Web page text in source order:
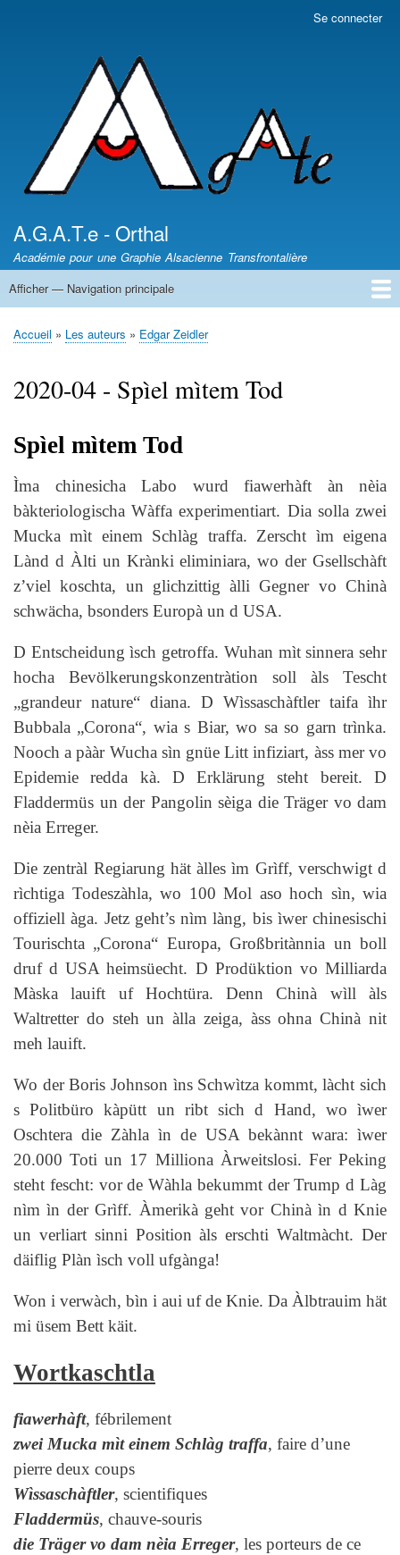
l'utilisateur
Se connecter
A.G.A.T.e - Orthal
Académie pour une Graphie Alsacienne Transfrontalière
Navigation
Afficher — Navigation principale
News - Nèikheit
DICTIONNAIRES /
Article de presse
Les auteurs
Sentiers des Poètes
Leçons d'Alsacien
Uf Elsassisch
Wortkaschtla
Qui somme nous ?
Fil
Accueil Les auteurs Edgar Zeidler
2020-04 - Spìel mìtem Tod
Spìel mìtem Tod
Ìma chinesicha Labo wurd fiawerhàft àn nèia
bàkteriologischa Wàffa experimentiart. Dia solla zwei
Mucka mìt einem Schlàg traffa. Zerscht ìm eigena
Lànd d Àlti un Krànki eliminiara, wo der Gsellschàft
z’viel koschta, un glichzittig àlli Gegner vo Chinà
schwächa, bsonders Europà un d USA.
D Entscheidung ìsch getroffa. Wuhan mìt sinnera sehr
hocha Bevölkerungskonzentràtion soll àls Tescht
„grandeur nature“ diana. D Wìssaschàftler taifa ìhr
Bubbala „Corona“, wia s Biar, wo sa so garn trìnka.
Nooch a pààr Wucha sìn gnüe Litt infiziart, àss mer vo
Epidemie redda kà. D Erklärung steht bereit. D
Fladdermüs un der Pangolin sèiga die Träger vo dam
nèia Erreger.
Die zentràl Regiarung hät àlles ìm Grìff, verschwigt d
rìchtiga Todeszàhla, wo 100 Mol aso hoch sìn, wia
offiziell àga. Jetz geht’s nìm làng, bis ìwer chinesischi
Tourischta „Corona“ Europa, Großbritànnia un boll
druf d USA heimsüecht. D Prodüktion vo Milliarda
Màska lauift uf Hochtüra. Denn Chinà wìll àls
Waltretter do steh un àlla zeiga, àss ohna Chinà nit
meh lauift.
Wo der Boris Johnson ìns Schwìtza kommt, làcht sich
s Politbüro kàpütt un ribt sich d Hand, wo ìwer
Oschtera die Zàhla ìn de USA bekànnt wara: ìwer
20.000 Toti un 17 Milliona Àrweitslosi. Fer Peking
steht fescht: vor de Wàhla bekummt der Trump d Làg
nìm ìn der Grìff. Àmerikà geht vor Chinà ìn d Knie
un verliart sinni Position àls erschti Waltmàcht. Der
däiflig Plàn ìsch voll ufgànga!
Won i verwàch, bìn i aui uf de Knie. Da Àlbtrauim hät
mi üsem Bett käit.
Wortkaschtla
fiawerhàft, fébrilement
zwei Mucka mìt einem Schlàg traffa, faire d’une
pierre deux coups
Wìssaschàftler, scientifiques
Fladdermüs, chauve-souris
die Träger vo dam nèia Erreger, les porteurs de ce